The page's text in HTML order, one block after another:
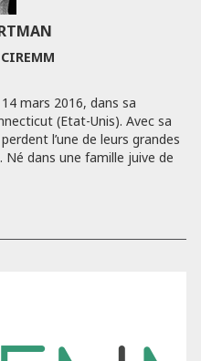
mars 2016, dans sa
(Etat-Unis). Avec sa
perdent l’une de leurs grandes
dans une famille juive de